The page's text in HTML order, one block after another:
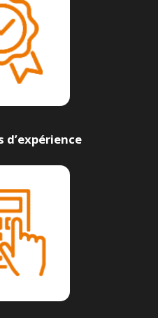
d’expérience